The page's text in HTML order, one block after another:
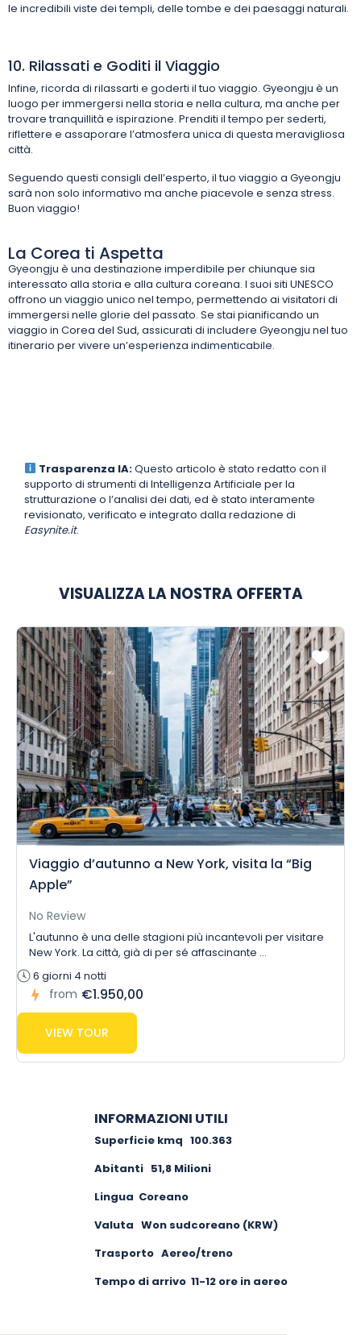
le incredibili viste dei templi, delle tombe e dei paesaggi naturali.
10. Rilassati e Goditi il Viaggio
Infine, ricorda di rilassarti e goderti il tuo viaggio. Gyeongju è un
luogo per immergersi nella storia e nella cultura, ma anche per
trovare tranquillità e ispirazione. Prenditi il tempo per sederti,
riflettere e assaporare l’atmosfera unica di questa meravigliosa
città.
Seguendo questi consigli dell’esperto, il tuo viaggio a Gyeongju
sarà non solo informativo ma anche piacevole e senza stress.
Buon viaggio!
La Corea ti Aspetta
Gyeongju è una destinazione imperdibile per chiunque sia
interessato alla storia e alla cultura coreana. I suoi siti UNESCO
offrono un viaggio unico nel tempo, permettendo ai visitatori di
immergersi nelle glorie del passato. Se stai pianificando un
viaggio in Corea del Sud, assicurati di includere Gyeongju nel tuo
itinerario per vivere un’esperienza indimenticabile.
Trasparenza IA:Questo articolo è stato redatto con il
supporto di strumenti di Intelligenza Artificiale per la
strutturazione o l’analisi dei dati, ed è stato interamente
revisionato, verificato e integrato dalla redazione di
Easynite.it.
VISUALIZZA LA NOSTRA OFFERTA
Viaggio d’autunno a New York, visita la “Big
Apple”
No Review
L'autunno è una delle stagioni più incantevoli per visitare
New York. La città, già di per sé affascinante ...
6 giorni 4 notti
from €1.950,00
VIEW TOUR
INFORMAZIONI UTILI
Superficie kmq 100.363
Abitanti 51,8 Milioni
Lingua Coreano
Valuta Won sudcoreano (KRW)
Trasporto Aereo/treno
Tempo di arrivo 11-12 ore in aereo